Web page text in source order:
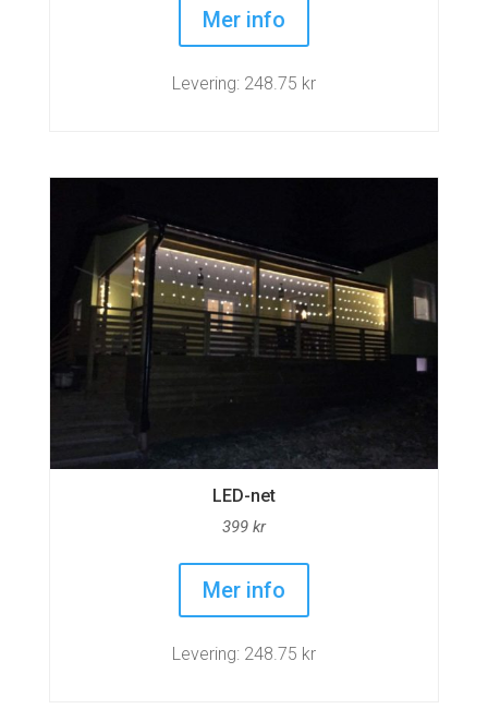
Mer info
Levering: 248.75 kr
LED-net
399 kr
Mer info
Levering: 248.75 kr